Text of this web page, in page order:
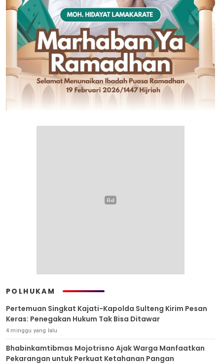
POLHUKAM
Pertemuan Singkat Kajati-Kapolda Sulteng Kirim Pesan
Keras: Penegakan Hukum Tak Bisa Ditawar
4 minggu yang lalu
Bhabinkamtibmas Mojotrisno Ajak Warga Manfaatkan
Pekarangan untuk Perkuat Ketahanan Pangan